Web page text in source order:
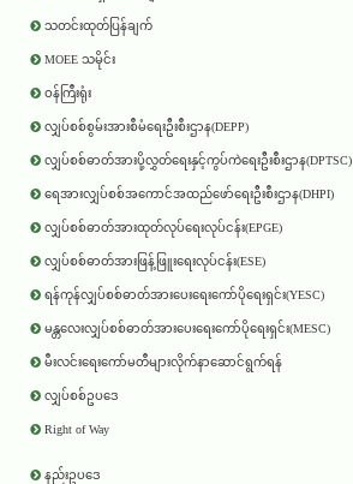
သတင်းထုတ်ပြန်ချက်
MOEE သမိုင်း
ဝန်ကြီးရုံး
လျှပ်စစ်စွမ်းအားစီမံရေးဦးစီးဌာန(DEPP)
လျှပ်စစ်ဓာတ်အားပို့လွှတ်ရေးနှင့်ကွပ်ကဲရေးဦးစီးဌာန(DPTSC)
ရေအားလျှပ်စစ်အကောင်အထည်ဖော်ရေးဦးစီးဌာန(DHPI)
လျှပ်စစ်ဓာတ်အားထုတ်လုပ်ရေးလုပ်ငန်း(EPGE)
လျှပ်စစ်ဓာတ်အားဖြန့်ဖြူးရေးလုပ်ငန်း(ESE)
ရန်ကုန်လျှပ်စစ်ဓာတ်အားပေးရေးကော်ပိုရေးရှင်း(YESC)
မန္တလေးလျှပ်စစ်ဓာတ်အားပေးရေးကော်ပိုရေးရှင်း(MESC)
မီးလင်းရေးကော်မတီများလိုက်နာဆောင်ရွက်ရန်
လျှပ်စစ်ဥပဒေ
Right of Way
နည်းဥပဒေ